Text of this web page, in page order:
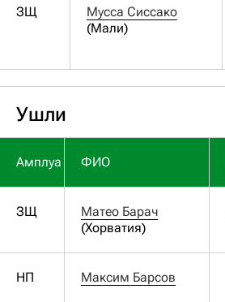
ЗЩ
Мусса Сиссако
(Мали)
Ушли
Амплуа ФИО
ЗЩ
Матео Барач
(Хорватия)
НП Максим Барсов